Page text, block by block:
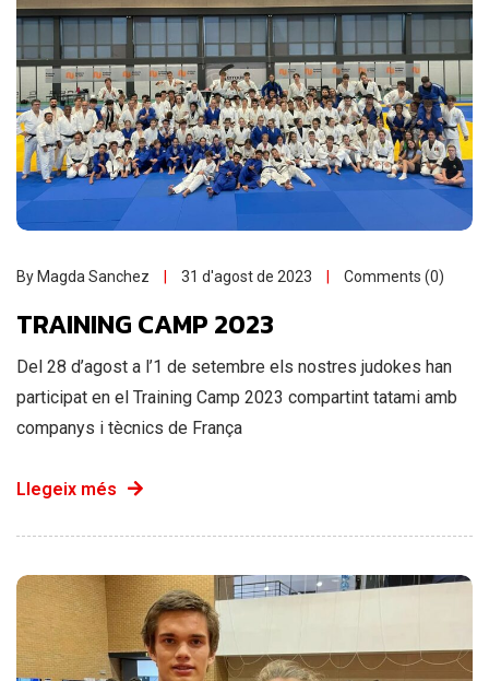
By Magda Sanchez 31 d'agost de 2023 Comments (0)
TRAINING CAMP 2023
Del 28 d’agost a l’1 de setembre els nostres judokes han
participat en el Training Camp 2023 compartint tatami amb
companys i tècnics de França
Llegeix més